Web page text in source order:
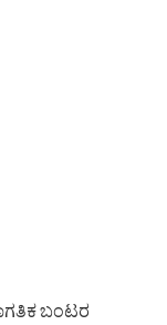
ಬಂಟರ